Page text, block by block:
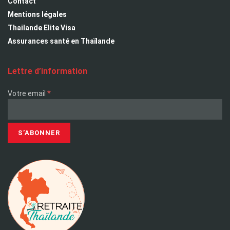
Mentions légales
Thailande Elite Visa
Assurances santé en Thaïlande
Lettre d’information
Votre email *